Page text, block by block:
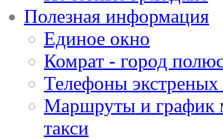
Полезная информация
Единое окно
Комрат - город
Телефоны
Маршруты и график
такси